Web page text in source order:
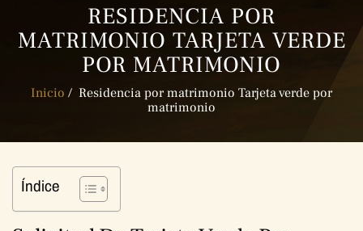
RESIDENCIA POR
MATRIMONIO TARJETA VERDE
POR MATRIMONIO
Inicio / Residencia por matrimonio Tarjeta verde por
matrimonio
Índice